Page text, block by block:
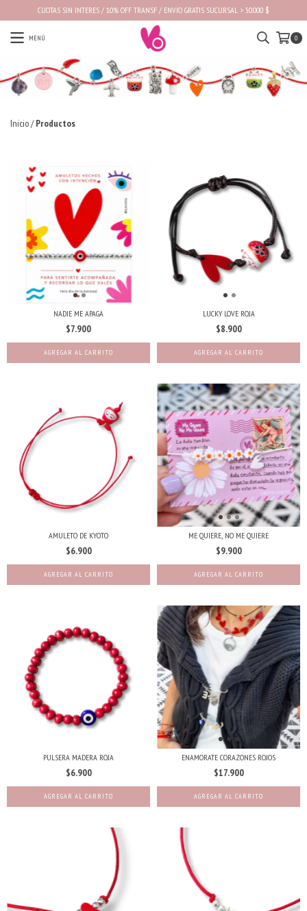
CUOTAS SIN INTERES / 10% OFF TRANSF / ENVIO GRATIS SUCURSAL > 50.000 $
MENÚ 0
Inicio/ Productos
NADIE ME APAGA
$7.900
LUCKY LOVE ROJA
$8.900
AMULETO DE KYOTO
$6.900
ME QUIERE, NO ME QUIERE
$9.900
PULSERA MADERA ROJA
$6.900
ENAMORATE CORAZONES ROJOS
$17.900